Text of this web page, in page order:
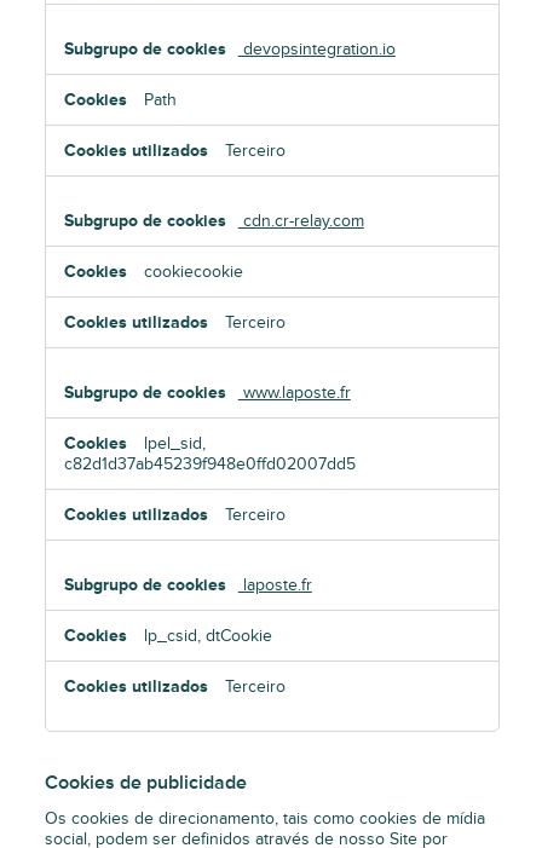
devopsintegration.io
Path
Terceiro
cdn.cr-relay.com
cookiecookie
Terceiro
www.laposte.fr
lpel_sid,
c82d1d37ab45239f948e0ffd02007dd5
Terceiro
laposte.fr
lp_csid, dtCookie
Terceiro
Cookies de publicidade
Os cookies de direcionamento, tais como cookies de mídia
social, podem ser definidos através de nosso Site por